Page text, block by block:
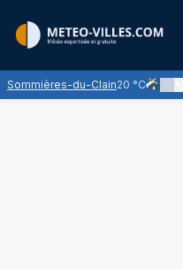
Sommières-du-Clain20 °C